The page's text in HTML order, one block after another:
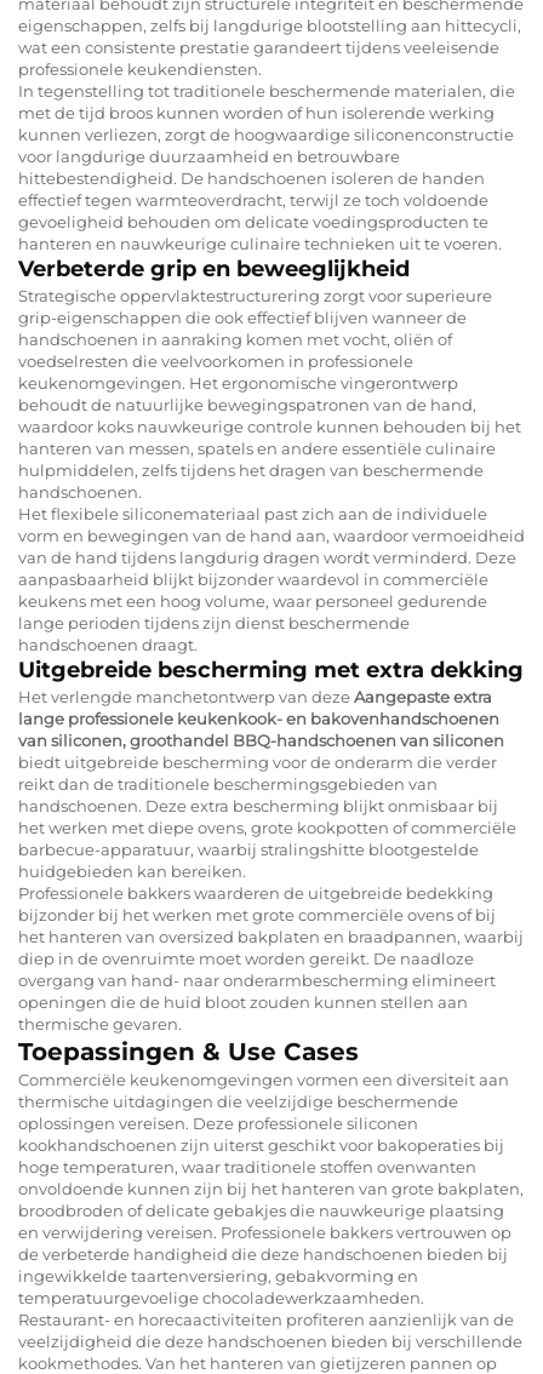
eigenschappen, zelfs bij langdurige blootstelling aan hittecycli,
wat een consistente prestatie garandeert tijdens veeleisende
professionele keukendiensten.
In tegenstelling tot traditionele beschermende materialen, die
met de tijd broos kunnen worden of hun isolerende werking
kunnen verliezen, zorgt de hoogwaardige siliconenconstructie
voor langdurige duurzaamheid en betrouwbare
hittebestendigheid. De handschoenen isoleren de handen
effectief tegen warmteoverdracht, terwijl ze toch voldoende
gevoeligheid behouden om delicate voedingsproducten te
hanteren en nauwkeurige culinaire technieken uit te voeren.
Verbeterde grip en beweeglijkheid
Strategische oppervlaktestructurering zorgt voor superieure
grip-eigenschappen die ook effectief blijven wanneer de
handschoenen in aanraking komen met vocht, oliën of
voedselresten die veelvoorkomen in professionele
keukenomgevingen. Het ergonomische vingerontwerp
behoudt de natuurlijke bewegingspatronen van de hand,
waardoor koks nauwkeurige controle kunnen behouden bij het
hanteren van messen, spatels en andere essentiële culinaire
hulpmiddelen, zelfs tijdens het dragen van beschermende
handschoenen.
Het flexibele siliconemateriaal past zich aan de individuele
vorm en bewegingen van de hand aan, waardoor vermoeidheid
van de hand tijdens langdurig dragen wordt verminderd. Deze
aanpasbaarheid blijkt bijzonder waardevol in commerciële
keukens met een hoog volume, waar personeel gedurende
lange perioden tijdens zijn dienst beschermende
handschoenen draagt.
Uitgebreide bescherming met extra dekking
Het verlengde manchetontwerp van dezeAangepaste extra
lange professionele keukenkook- en bakovenhandschoenen
van siliconen, groothandel BBQ-handschoenen van siliconen
biedt uitgebreide bescherming voor de onderarm die verder
reikt dan de traditionele beschermingsgebieden van
handschoenen. Deze extra bescherming blijkt onmisbaar bij
het werken met diepe ovens, grote kookpotten of commerciële
barbecue-apparatuur, waarbij stralingshitte blootgestelde
huidgebieden kan bereiken.
Professionele bakkers waarderen de uitgebreide bedekking
bijzonder bij het werken met grote commerciële ovens of bij
het hanteren van oversized bakplaten en braadpannen, waarbij
diep in de ovenruimte moet worden gereikt. De naadloze
overgang van hand- naar onderarmbescherming elimineert
openingen die de huid bloot zouden kunnen stellen aan
thermische gevaren.
Toepassingen & Use Cases
Commerciële keukenomgevingen vormen een diversiteit aan
thermische uitdagingen die veelzijdige beschermende
oplossingen vereisen. Deze professionele siliconen
kookhandschoenen zijn uiterst geschikt voor bakoperaties bij
hoge temperaturen, waar traditionele stoffen ovenwanten
onvoldoende kunnen zijn bij het hanteren van grote bakplaten,
broodbroden of delicate gebakjes die nauwkeurige plaatsing
en verwijdering vereisen. Professionele bakkers vertrouwen op
de verbeterde handigheid die deze handschoenen bieden bij
ingewikkelde taartenversiering, gebakvorming en
temperatuurgevoelige chocoladewerkzaamheden.
Restaurant- en horecaactiviteiten profiteren aanzienlijk van de
veelzijdigheid die deze handschoenen bieden bij verschillende
kookmethodes. Van het hanteren van gietijzeren pannen op